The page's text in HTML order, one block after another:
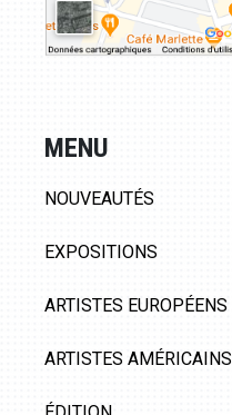
MENU
NOUVEAUTÉS
EXPOSITIONS
ARTISTES EUROPÉENS
ARTISTES AMÉRICAINS